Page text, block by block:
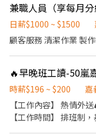
2.為顧客帶位或安排座
題。 4.記錄顧客所點菜
提供有關用餐的服務。
日薪$1000 ~ $1500
顧客服務 清潔作業 製
🔥早晚班工讀-50嵐
時薪$196 ~ $200
嘉
【工作內容】 熱情外
【工作時間】 排班制